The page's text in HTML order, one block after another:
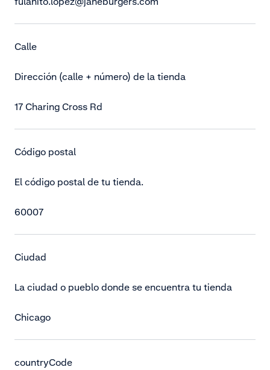
Calle
Dirección (calle + número) de la tienda
17 Charing Cross Rd
Código postal
El código postal de tu tienda.
60007
Ciudad
La ciudad o pueblo donde se encuentra tu tienda
Chicago
countryCode